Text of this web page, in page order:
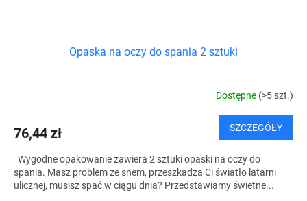
Opaska na oczy do spania 2 sztuki
Dostępne (>5 szt.)
76,44 zł SZCZEGÓŁY
Wygodne opakowanie zawiera 2 sztuki opaski na oczy do
spania. Masz problem ze snem, przeszkadza Ci światło latarni
ulicznej, musisz spać w ciągu dnia? Przedstawiamy świetne...